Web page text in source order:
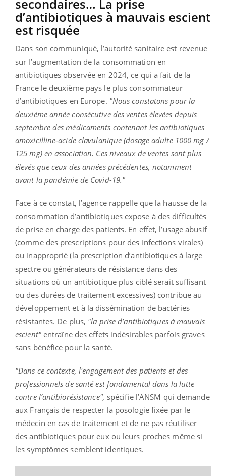
secondaires… La prise
d’antibiotiques à mauvais escient
est risquée
Dans son communiqué, l’autorité sanitaire est revenue
sur l’augmentation de la consommation en
antibiotiques observée en 2024, ce qui a fait de la
France le deuxième pays le plus consommateur
d’antibiotiques en Europe. "Nous constatons pour la
deuxième année consécutive des ventes élevées depuis
septembre des médicaments contenant les antibiotiques
amoxicilline-acide clavulanique (dosage adulte 1000 mg /
125 mg) en association. Ces niveaux de ventes sont plus
élevés que ceux des années précédentes, notamment
avant la pandémie de Covid-19."
Face à ce constat, l’agence rappelle que la hausse de la
consommation d’antibiotiques expose à des difficultés
de prise en charge des patients. En effet, l’usage abusif
(comme des prescriptions pour des infections virales)
ou inapproprié (la prescription d’antibiotiques à large
spectre ou générateurs de résistance dans des
situations où un antibiotique plus ciblé serait suffisant
ou des durées de traitement excessives) contribue au
développement et à la dissémination de bactéries
résistantes. De plus, "la prise d’antibiotiques à mauvais
escient"entraîne des effets indésirables parfois graves
sans bénéfice pour la santé.
"Dans ce contexte, l'engagement des patients et des
professionnels de santé est fondamental dans la lutte
contre l’antibiorésistance", spécifie l’ANSM qui demande
aux Français de respecter la posologie fixée par le
médecin en cas de traitement et de ne pas réutiliser
des antibiotiques pour eux ou leurs proches même si
les symptômes semblent identiques.